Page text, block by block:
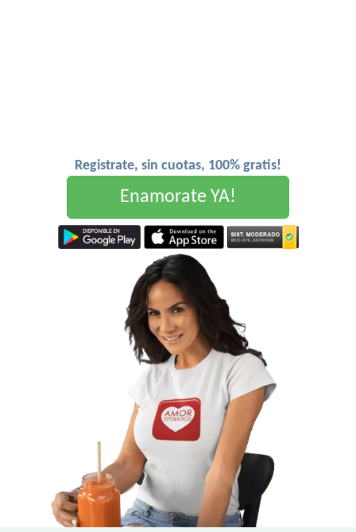
Registrate, sin cuotas, 100% gratis!
Enamorate YA!